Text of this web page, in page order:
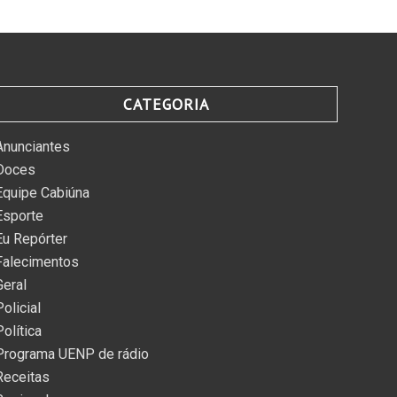
CATEGORIA
Cabiúna
Repórter
UENP de rádio